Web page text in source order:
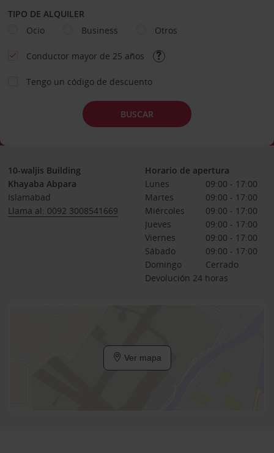
TIPO DE ALQUILER
Ocio
Business Otros
Conductor mayor de 25 años
Tengo un código de descuento
BUSCAR
10-waljis Building
Khayaba Abpara
Islamabad
Llama al: 0092 3008541669
Horario de apertura
Lunes
09:00 - 17:00
Martes
09:00 - 17:00
Miércoles
09:00 - 17:00
Jueves
09:00 - 17:00
Viernes
09:00 - 17:00
Sábado
09:00 - 17:00
Domingo
Cerrado
Devolución 24 horas
Ver mapa